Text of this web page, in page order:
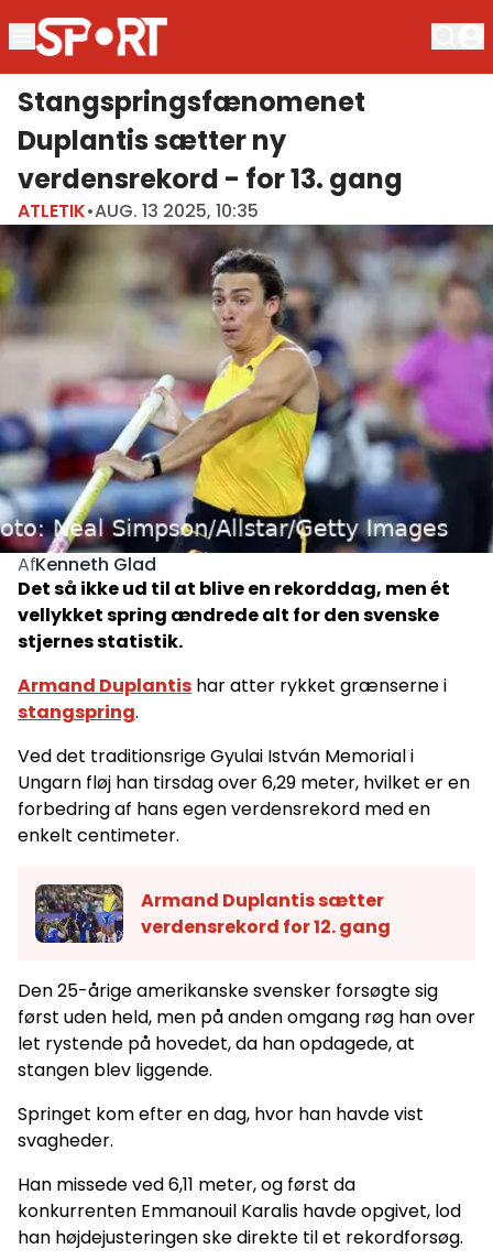
Stangspringsfænomenet
Duplantis sætter ny
verdensrekord - for 13. gang
ATLETIK•AUG. 13 2025, 10:35
AfKenneth Glad
Det så ikke ud til at blive en rekorddag, men ét
vellykket spring ændrede alt for den svenske
stjernes statistik.
Armand Duplantis har atter rykket grænserne i
stangspring.
Ved det traditionsrige Gyulai István Memorial i
Ungarn fløj han tirsdag over 6,29 meter, hvilket er en
forbedring af hans egen verdensrekord med en
enkelt centimeter.
Armand Duplantis sætter
verdensrekord for 12. gang
Den 25-årige amerikanske svensker forsøgte sig
først uden held, men på anden omgang røg han over
let rystende på hovedet, da han opdagede, at
stangen blev liggende.
Springet kom efter en dag, hvor han havde vist
svagheder.
Han missede ved 6,11 meter, og først da
konkurrenten Emmanouil Karalis havde opgivet, lod
han højdejusteringen ske direkte til et rekordforsøg.